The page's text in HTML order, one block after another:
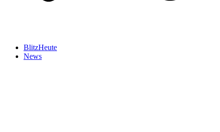
BlitzHeute
News